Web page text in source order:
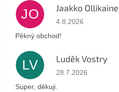
JO Jaakko
Hodnotenie
4.8.2026
Pěkný obchod!
LV Luděk Vostry
Hodnotenie
28.7.2026
Super, děkuji.